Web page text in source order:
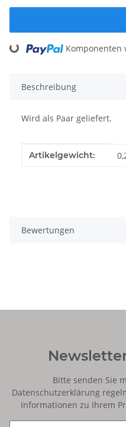
Loading... Komponenten
Beschreibung
Wird als Paar geliefert.
Produkteigenschaft
Wert
Artikelgewicht:
Bewertungen
Bitte senden Sie
Datenschutzerklärung
Informationen zu Ihrem